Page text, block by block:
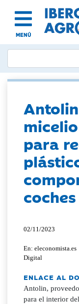
MENÚ
para
coches
02/11/2023
En: eleconomista.es
Digital
ENLACE AL
Antolin,
para el interior